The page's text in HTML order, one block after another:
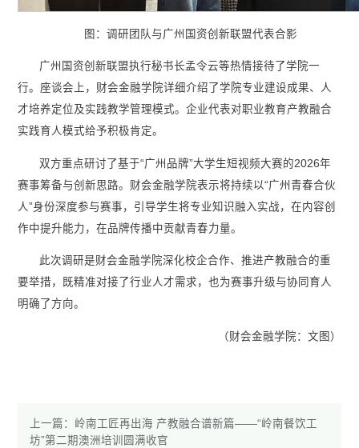
图：调研团队与广州国资创新联盟代表合影
广州国资创新联盟执行秘书长孟令云等热情接待了学院一
行。座谈会上，财会金融学院详细介绍了学院专业建设成果、人
才培养定位及实践教学管理模式。企业代表对职业教育产教融合
实践育人模式给予积极肯定。
双方重点研讨了基于“广州品牌”大学生短视频大赛的2026年
赛事筹备与创新思路。财会金融学院表示将持续以“广州青春合伙
人”身份深度参与赛事，引导学生将专业知识融入实战，在内容创
作中提升能力，在品牌传播中贡献青春力量。
此次调研是财会金融学院深化校企合作、推进产教融合的重
要举措，既精准对接了行业人才需求，也为赛事升级与协同育人
明确了方向。
（财会金融学院：文图）
上一篇： 岭南工匠再出海 产教融合谱新篇——“岭南餐饮工
坊”第二期澳洲培训圆满收官